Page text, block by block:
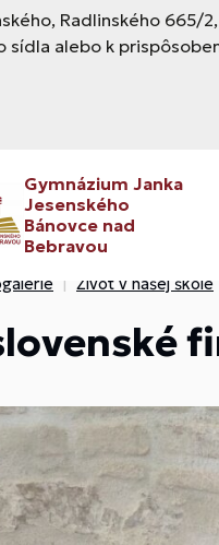
Radlinského
sídla alebo k
Gymnázium Janka
Jesenského
Bánovce nad
Bebravou
Život v našej škole